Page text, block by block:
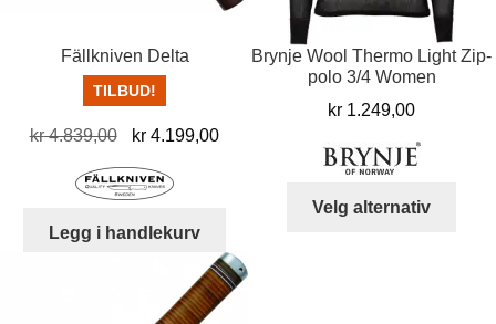
Fällkniven Delta
TILBUD!
kr4.839,00
Opprinnelig
var:
kr 4.199,00Nåværende
Legg i handlekurv
Brynje Wool Thermo Light Zip-
polo 3/4 Women
kr 1.249,00
Velg alternativ